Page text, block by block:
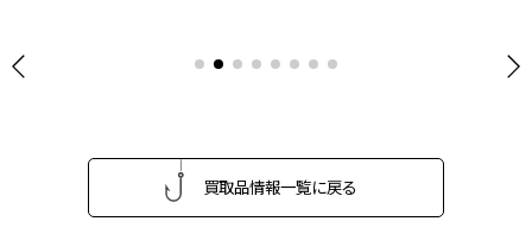
買取品情報一覧に戻る